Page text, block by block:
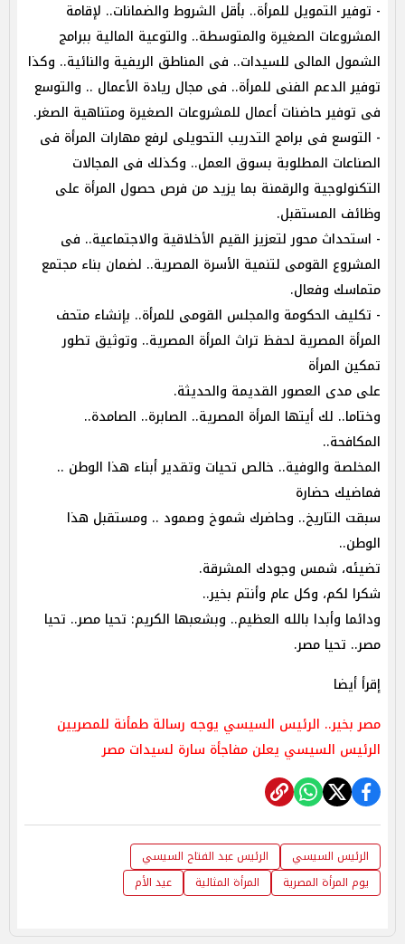
- توفير التمويل للمرأة.. بأقل الشروط والضمانات.. لإقامة
المشروعات الصغيرة والمتوسطة.. والتوعية المالية ببرامج
الشمول المالى للسيدات.. فى المناطق الريفية والنائية.. وكذا
توفير الدعم الفنى للمرأة.. فى مجال ريادة الأعمال .. والتوسع
فى توفير حاضنات أعمال للمشروعات الصغيرة ومتناهية الصغر.
- التوسع فى برامج التدريب التحويلى لرفع مهارات المرأة فى
الصناعات المطلوبة بسوق العمل.. وكذلك فى المجالات
التكنولوجية والرقمنة بما يزيد من فرص حصول المرأة على
وظائف المستقبل.
- استحداث محور لتعزيز القيم الأخلاقية والاجتماعية.. فى
المشروع القومى لتنمية الأسرة المصرية.. لضمان بناء مجتمع
متماسك وفعال.
- تكليف الحكومة والمجلس القومى للمرأة.. بإنشاء متحف
المرأة المصرية لحفظ تراث المرأة المصرية.. وتوثيق تطور
تمكين المرأة
على مدى العصور القديمة والحديثة.
وختاما.. لك أيتها المرأة المصرية.. الصابرة.. الصامدة..
المكافحة..
المخلصة والوفية.. خالص تحيات وتقدير أبناء هذا الوطن ..
فماضيك حضارة
سبقت التاريخ.. وحاضرك شموخ وصمود .. ومستقبل هذا
الوطن..
تضيئه، شمس وجودك المشرقة.
شكرا لكم، وكل عام وأنتم بخير..
ودائما وأبدا بالله العظيم.. وبشعبها الكريم: تحيا مصر.. تحيا
مصر.. تحيا مصر.
إقرأ أيضا
مصر بخير.. الرئيس السيسي يوجه رسالة طمأنة للمصريين
الرئيس السيسي يعلن مفاجأة سارة لسيدات مصر
الرئيس السيسي
الرئيس عبد الفتاح السيسي
يوم المرأة المصرية
المرأة المثالية عيد الأم